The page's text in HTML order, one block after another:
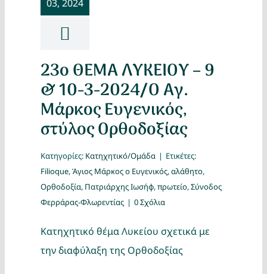
03, 2024
23ο ΘΕΜΑ ΛΥΚΕΙΟΥ – 9
& 10-3-2024/Ο Αγ.
Μάρκος Ευγενικός,
στύλος Ορθοδοξίας
Κατηγορίες: Κατηχητικό/Ομάδα | Ετικέτες:
Filioque,Άγιος Μάρκος ο Ευγενικός,αλάθητο,
Ορθοδοξία, Πατριάρχης Ιωσήφ,πρωτείο,Σύνοδος
Φερράρας-Φλωρεντίας | 0 Σχόλια
Κατηχητικό θέμα Λυκείου σχετικά με
την διαφύλαξη της Ορθοδοξίας